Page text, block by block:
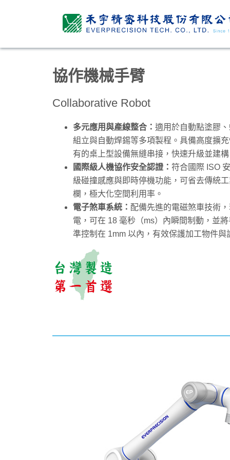
協作機械手臂
Collaborative Robot
多元應用與產線整合： 適用於自動點塗膠
組立與自動焊錫等多項製程。具備高度擴
有的桌上型設備無縫串接，快速升級並建
國際級人機協作安全認證： 符合國際 ISO
級碰撞感應與即時停機功能，可省去傳統
欄，極大化空間利用率。
電子煞車系統： 配備先進的電磁煞車技術
電，可在 18 毫秒（ms）內瞬間制動，並
準控制在 1mm 以內，有效保護加工物件與